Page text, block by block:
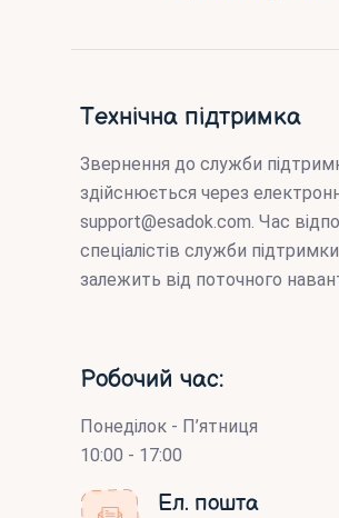
Технічна підтримка
Звернення до служби
здійснюється через
support@esadok.com. Час
спеціалістів служби підтримки
залежить від поточного
Робочий час:
Понеділок - П’ятниця
10:00 - 17:00
Ел. пошта